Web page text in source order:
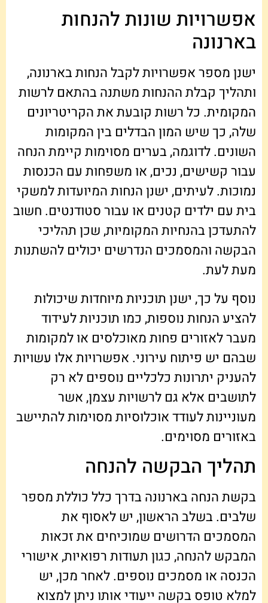
אפשרויות שונות להנחות
בארנונה
ישנן מספר אפשרויות לקבל הנחות בארנונה,
ותהליך קבלת ההנחות משתנה בהתאם לרשות
המקומית. כל רשות קובעת את הקריטריונים
שלה, כך שיש המון הבדלים בין המקומות
השונים. לדוגמה, בערים מסוימות קיימת הנחה
עבור קשישים, נכים, או משפחות עם הכנסות
נמוכות. לעיתים, ישנן הנחות המיועדות למשקי
בית עם ילדים קטנים או עבור סטודנטים. חשוב
להתעדכן בהנחיות המקומיות, שכן תהליכי
הבקשה והמסמכים הנדרשים יכולים להשתנות
מעת לעת.
נוסף על כך, ישנן תוכניות מיוחדות שיכולות
להציע הנחות נוספות, כמו תוכניות לעידוד
מעבר לאזורים פחות מאוכלסים או למקומות
שבהם יש פיתוח עירוני. אפשרויות אלו עשויות
להעניק יתרונות כלכליים נוספים לא רק
לתושבים אלא גם לרשויות עצמן, אשר
מעוניינות לעודד אוכלוסיות מסוימות להתיישב
באזורים מסוימים.
תהליך הבקשה להנחה
בקשת הנחה בארנונה בדרך כלל כוללת מספר
שלבים. בשלב הראשון, יש לאסוף את
המסמכים הדרושים שמוכיחים את זכאות
המבקש להנחה, כגון תעודות רפואיות, אישורי
הכנסה או מסמכים נוספים. לאחר מכן, יש
למלא טופס בקשה ייעודי אותו ניתן למצוא